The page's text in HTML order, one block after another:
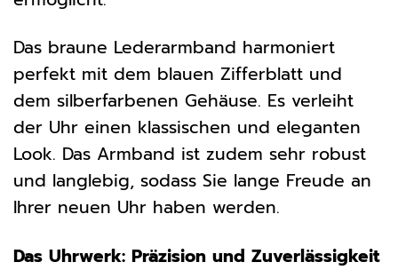
Das braune Lederarmband harmoniert
perfekt mit dem blauen Zifferblatt und
dem silberfarbenen Gehäuse. Es verleiht
der Uhr einen klassischen und eleganten
Look. Das Armband ist zudem sehr robust
und langlebig, sodass Sie lange Freude an
Ihrer neuen Uhr haben werden.
Das Uhrwerk: Präzision und Zuverlässigkeit